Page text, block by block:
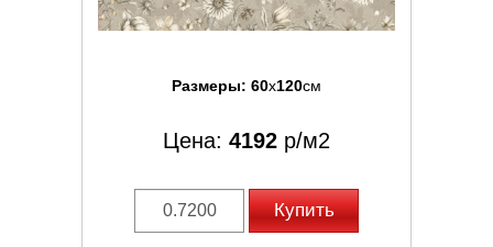
Размеры: 60x120см
Цена: 4192 р/м2
Купить